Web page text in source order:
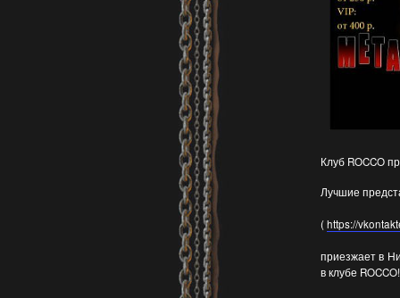
Клуб ROCCO
Лучшие
(https://
приезжает в
в клубе